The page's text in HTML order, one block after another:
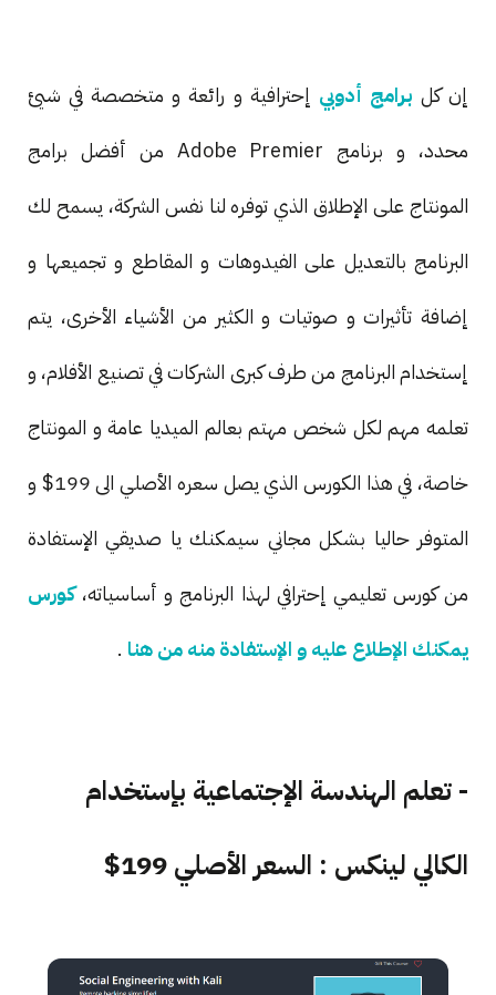
إن كل برامج أدوبي إحترافية و رائعة و متخصصة في شيئ
محدد، و برنامج Adobe Premier من أفضل برامج
المونتاج على الإطلاق الذي توفره لنا نفس الشركة، يسمح لك
البرنامج بالتعديل على الفيدوهات و المقاطع و تجميعها و
إضافة تأثيرات و صوتيات و الكثير من الأشياء الأخرى، يتم
إستخدام البرنامج من طرف كبرى الشركات في تصنيع الأفلام، و
تعلمه مهم لكل شخص مهتم بعالم الميديا عامة و المونتاج
خاصة، في هذا الكورس الذي يصل سعره الأصلي الى 199$ و
المتوفر حاليا بشكل مجاني سيمكنك يا صديقي الإستفادة
من كورس تعليمي إحترافي لهذا البرنامج و أساسياته،كورس
يمكنك الإطلاع عليه و الإستفادة منه من هنا .
- تعلم الهندسة الإجتماعية بإستخدام
الكالي لينكس : السعر الأصلي 199$